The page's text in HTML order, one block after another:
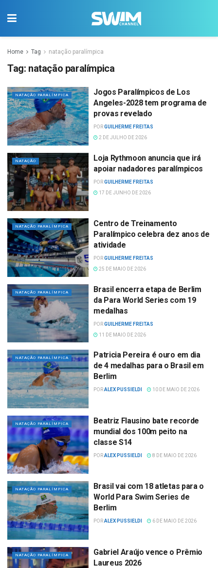
Home Tag natação paralímpica
Tag: natação paralímpica
NATAÇÃO PARALÍMPICA
Jogos Paralímpicos de Los
Angeles-2028 tem programa de
provas revelado
PORGUILHERME FREITAS
2 DE JULHO DE 2026
NATAÇÃO
Loja Rythmoon anuncia que irá
apoiar nadadores paralímpicos
PORGUILHERME FREITAS
17 DE JUNHO DE 2026
NATAÇÃO PARALÍMPICA
Centro de Treinamento
Paralímpico celebra dez anos de
atividade
PORGUILHERME FREITAS
25 DE MAIO DE 2026
NATAÇÃO PARALÍMPICA
Brasil encerra etapa de Berlim
da Para World Series com 19
medalhas
PORGUILHERME FREITAS
11 DE MAIO DE 2026
NATAÇÃO PARALÍMPICA
Patricia Pereira é ouro em dia
de 4 medalhas para o Brasil em
Berlim
PORALEX PUSSIELDI 10 DE MAIO DE 2026
NATAÇÃO PARALÍMPICA
Beatriz Flausino bate recorde
mundial dos 100m peito na
classe S14
PORALEX PUSSIELDI 8 DE MAIO DE 2026
NATAÇÃO PARALÍMPICA
Brasil vai com 18 atletas para o
World Para Swim Series de
Berlim
PORALEX PUSSIELDI 6 DE MAIO DE 2026
NATAÇÃO PARALÍMPICA
Gabriel Araújo vence o Prêmio
Laureus 2026